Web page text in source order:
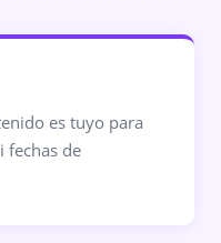
es tuyo para
fechas de